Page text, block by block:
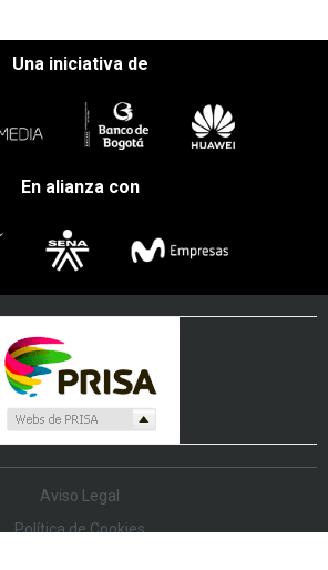
Una iniciativa de
En alianza con
Aviso Legal
Política de Cookies